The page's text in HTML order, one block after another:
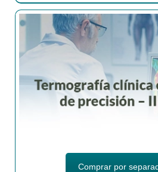
Comprar por